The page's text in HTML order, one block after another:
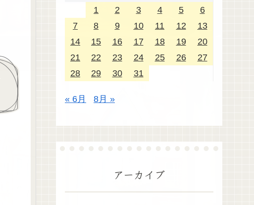
1 2 3 4 5
6
7
8 9 10 11 12
13
14
15 16 17 18 19
20
21
22 23 24 25 26
27
28
29 30 31
« 6月 8月 »
アーカイブ